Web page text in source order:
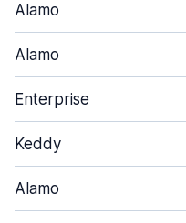
Alamo
Alamo
Enterprise
Keddy
Alamo